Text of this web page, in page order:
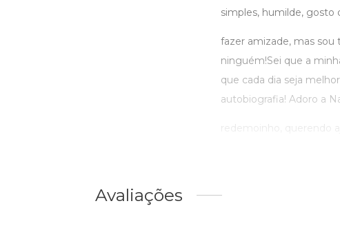
simples, humilde, gosto
fazer amizade, mas sou
ninguém!Sei que a
que cada dia seja
autobiografia! Adoro a
Avaliações